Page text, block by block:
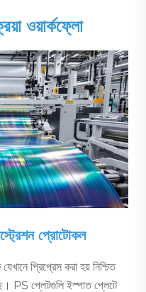
ওয়ার্কফ্লো
প্রোটোকল
প্রিপ্রেস করা হয় নিশ্চিত
PS প্লেটগুলি ইস্পাত প্লেটে